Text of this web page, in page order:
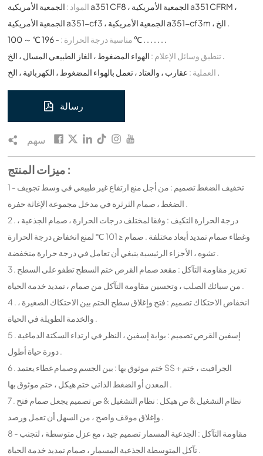
المواد : الجمعية الأمريكية a351 CF8 ، الجمعية الأمريكية a351 CFRM ،
الجمعية الأمريكية a351-cf3 ، الجمعية الأمريكية a351-cf3m ، الخ .
مناسبة درجة الحرارة :- 196 ℃ ～ 100 ℃ . . . . . . .
تنطبق وسائل الإعلام :الهواء المضغوط ، الغاز الطبيعي المسال ، الخ .
العملية : عقارب ، والعتاد ، تعمل بالهواء المضغوط ، الكهربائية ، الخ .
رسالة
سهم
ميزات المنتج :
1 - تخفيف الضغط تصميم : من أجل منع ارتفاع غير طبيعي في وسط تجويف
الضغط ، صمام الثرثرة في مدخل مجموعة الإغاثة حفرة .
2 . درجة الحرارة التكيف : وفقا لمختلف درجات الحرارة ، صمام الجذعية ،
وغطاء صمام تمديد أبعاد مختلفة . صمام ≤ 101 ℃ لمنع انخفاض درجة الحرارة
تشوه ، الأجزاء الرئيسية ينبغي أن تعامل في درجة حرارة منخفضة .
3 . تعزيز مقاومة التآكل : مقعد صمام القرص ختم السطح تطفو على السطح
من سبائك الصلب ، وتحسين مقاومة التآكل من صمام ، تمديد خدمة الحياة .
4 . انخفاض الاحتكاك تصميم : فتح وإغلاق سطح الختم بين الاحتكاك الصغيرة ،
والخدمة الطويلة في الحياة .
5 . إسفين القرص تصميم : بوابة إسفين ، النظر في ارتداء السكتة الدماغية
دورة حياة أطول .
6 . ختم موثوق بها : بين الجسم وصمام غطاء يعتمد SS + الجرافيت ، ختم
المعدن أو الضغط الذاتي ختم هيكل ، ختم موثوق بها .
7 . نظام التشغيل & ص هيكل : نظام التشغيل & ص تصميم يجعل صمام فتح
وإغلاق موقف واضح ، من السهل أن تعمل ورصد .
8 - مقاومة التآكل : الجذعية المسمار تصميم جيد ، مع عزل متوسطة ، لتجنب
تآكل المتوسطة الجذعية المسمار ، صمام تمديد خدمة الحياة .